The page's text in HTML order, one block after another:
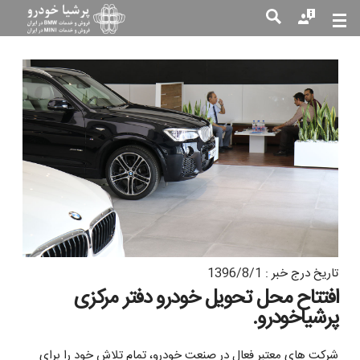
جو
تاریخ درج خبر : 1396/8/1
افتتاح محل تحویل خودرو دفتر مرکزی
پرشیاخودرو.
شرکت های معتبر فعال در صنعت خودرو، تمام تلاش خود را برای